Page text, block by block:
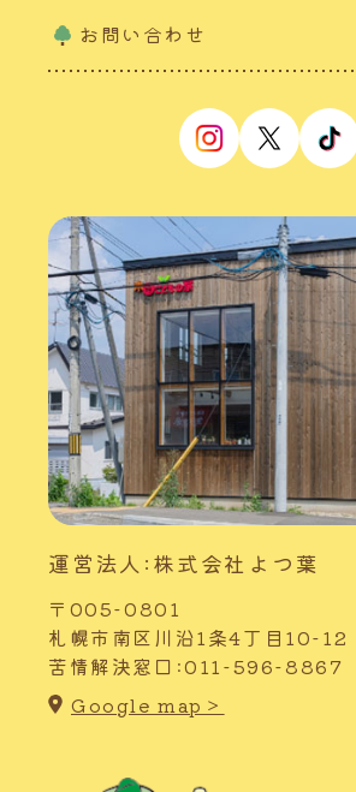
お問い合わせ
運営法人:株式会社よつ葉
〒005-0801
札幌市南区川沿1条4丁目10-12
苦情解決窓口:011-596-8867
Google map＞